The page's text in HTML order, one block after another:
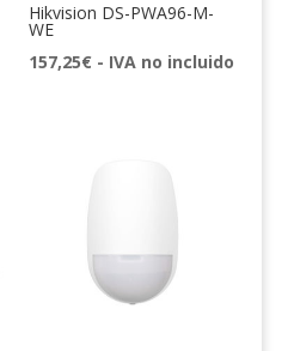
Hikvision DS-PWA96-M-
WE
157,25€ - IVA no incluido